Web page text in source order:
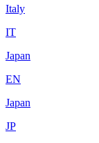
Italy
IT
Japan
EN
Japan
JP